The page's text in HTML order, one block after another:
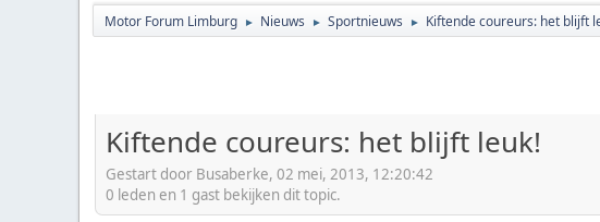
Motor Forum Limburg ► Nieuws ► Sportnieuws ► Kiftende coureurs: het blijft
Kiftende coureurs: het blijft leuk!
Gestart door Busaberke, 02 mei, 2013, 12:20:42
0 leden en 1 gast bekijken dit topic.